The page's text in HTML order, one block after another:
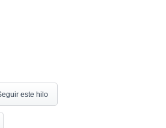
este hilo